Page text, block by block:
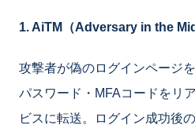
1. AiTM（Adversary in the
攻撃者が偽のログインページ
パスワード・MFAコードをリ
ビスに転送。ログイン成功後